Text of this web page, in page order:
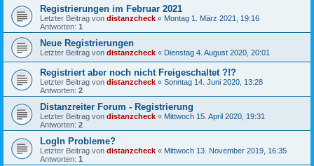
Registrierungen im Februar 2021
Letzter Beitrag von distanzcheck « Montag 1. März 2021, 19:16
Antworten: 1
Neue Registrierungen
Letzter Beitrag von distanzcheck « Dienstag 4. August 2020, 20:01
Registriert aber noch nicht Freigeschaltet ?!?
Letzter Beitrag von distanzcheck « Sonntag 14. Juni 2020, 13:28
Antworten: 2
Distanzreiter Forum - Registrierung
Letzter Beitrag von distanzcheck « Mittwoch 15. April 2020, 19:31
Antworten: 2
LogIn Probleme?
Letzter Beitrag von distanzcheck « Mittwoch 13. November 2019, 16:35
Antworten: 1